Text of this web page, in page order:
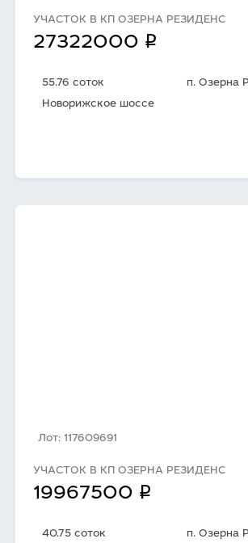
УЧАСТОК В КП ОЗЕРНА РЕЗИДЕНС
27322000 q
55.76 соток
п. Озерна
Новорижское шоссе
Лот: 117609691
УЧАСТОК В КП ОЗЕРНА РЕЗИДЕНС
19967500 q
40.75 соток
п. Озерна